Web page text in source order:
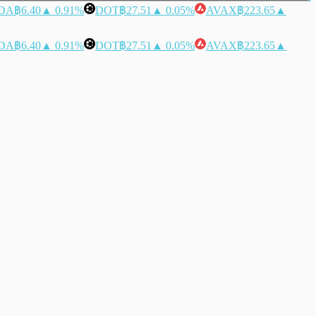
฿6.40 ▲ 0.91% DOT฿27.51 ▲ 0.05% AVAX฿223.65 ▲
฿6.40 ▲ 0.91% DOT฿27.51 ▲ 0.05% AVAX฿223.65 ▲